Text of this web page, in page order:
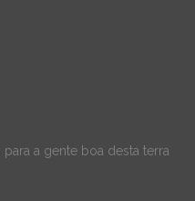
a gente boa desta terra